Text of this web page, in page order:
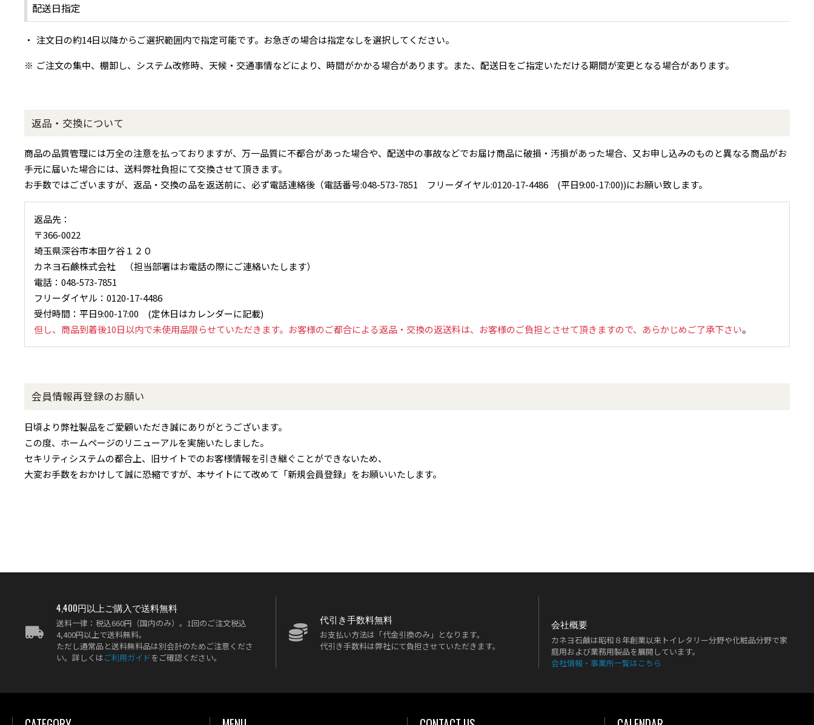
配送日指定
注文日の約14日以降からご選択範囲内で指定可能です。お急ぎの場合は指定なしを選択してください。
ご注文の集中、棚卸し、システム改修時、天候・交通事情などにより、時間がかかる場合があります。また、配送日をご指定いただける期間が変更となる場合があります。
返品・交換について
商品の品質管理には万全の注意を払っておりますが、万一品質に不都合があった場合や、配送中の事故などでお届け商品に破損・汚損があった場合、又お申し込みのものと異なる商品がお
手元に届いた場合には、送料弊社負担にて交換させて頂きます。
お手数ではございますが、返品・交換の品を返送前に、必ず電話連絡後（電話番号:048-573-7851 フリーダイヤル:0120-17-4486 (平日9:00-17:00))にお願い致します。
返品先：
〒366-0022
埼玉県深谷市本田ケ谷１２０
カネヨ石鹸株式会社 （担当部署はお電話の際にご連絡いたします）
電話：048-573-7851
フリーダイヤル：0120-17-4486
受付時間：平日9:00-17:00 (定休日はカレンダーに記載)
但し、商品到着後10日以内で未使用品限らせていただきます。お客様のご都合による返品・交換の返送料は、お客様のご負担とさせて頂きますので、あらかじめご了承下さい。
会員情報再登録のお願い
日頃より弊社製品をご愛顧いただき誠にありがとうございます。
この度、ホームページのリニューアルを実施いたしました。
セキリティシステムの都合上、旧サイトでのお客様情報を引き継ぐことができないため、
大変お手数をおかけして誠に恐縮ですが、本サイトにて改めて「新規会員登録」をお願いいたします。
4,400円以上ご購入で送料無料
送料一律：税込660円（国内のみ）。1回のご注文税込
4,400円以上で送料無料。
ただし通常品と送料無料品は別会計のためご注意くださ
い。詳しくはご利用ガイド をご確認ください。
代引き手数料無料
お支払い方法は「代金引換のみ」となります。
代引き手数料は弊社にて負担させていただきます。
会社概要
カネヨ石鹸は昭和８年創業以来トイレタリー分野や化粧品分野で家
庭用および業務用製品を展開しています。
会社情報・事業所一覧はこちら